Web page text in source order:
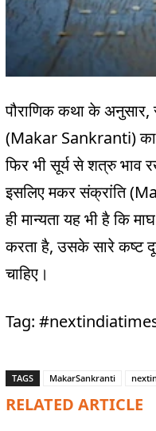
पौराणिक कथा के अनुसार,
(Makar Sankranti) का
फिर भी सूर्य से शत्रु भाव
इसलिए मकर संक्रांति
ही मान्यता यह भी है कि
करता है, उसके सारे कष्ट
चाहिए।
Tag:
TAGS MakarSankranti
RELATED ARTICLE